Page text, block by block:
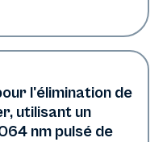
l'élimination de
utilisant un
nm pulsé de